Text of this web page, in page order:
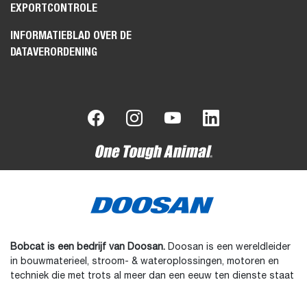
EXPORTCONTROLE
INFORMATIEBLAD OVER DE
DATAVERORDENING
Bobcat is een bedrijf van Doosan. Doosan is een wereldleider
in bouwmaterieel, stroom- & wateroplossingen, motoren en
techniek die met trots al meer dan een eeuw ten dienste staat